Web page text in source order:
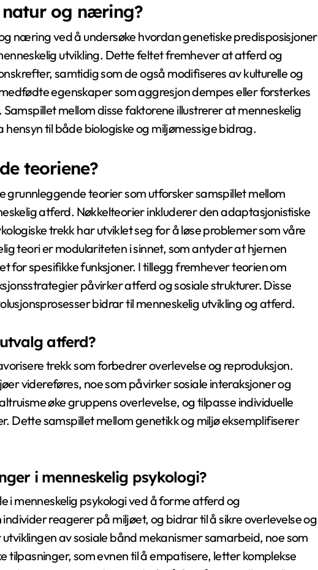
og næring?
næring ved å undersøke hvordan genetiske predisposisjoner
utvikling. Dette feltet fremhever at atferd og
samtidig som de også modifiseres av kulturelle og
egenskaper som aggresjon dempes eller forsterkes
mellom disse faktorene illustrerer at menneskelig
til både biologiske og miljømessige bidrag.
teoriene?
grunnleggende teorier som utforsker samspillet mellom
atferd. Nøkkelteorier inkluderer den adaptasjonistiske
trekk har utviklet seg for å løse problemer som våre
teori er modulariteten i sinnet, som antyder at hjernen
for spesifikke funksjoner. I tillegg fremhever teorien om
påvirker atferd og sosiale strukturer. Disse
bidrar til menneskelig utvikling og atferd.
atferd?
trekk som forbedrer overlevelse og reproduksjon.
videreføres, noe som påvirker sosiale interaksjoner og
øke gruppens overlevelse, og tilpasse individuelle
Dette samspillet mellom genetikk og miljø eksemplifiserer
i menneskelig psykologi?
i menneskelig psykologi ved å forme atferd og
reagerer på miljøet, og bidrar til å sikre overlevelse og
av sosiale bånd mekanismer samarbeid, noe som
tilpasninger, som evnen til å empatisere, letter komplekse